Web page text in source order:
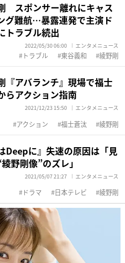
スポンサー離れにキャス
グ難航…暴露連発で主演ド
トラブル続出
2022/05/30 06:00 エンタメニュース
トラブル 東谷義和 綾野剛
『アバランチ』現場で福士
らアクション指南
2021/12/23 15:50 エンタメニュース
アクション 福士蒼汰 綾野剛
Deepに』失速の原因は「見
野剛像”のズレ」
2021/05/07 21:27 エンタメニュース
ドラマ 日本テレビ 綾野剛